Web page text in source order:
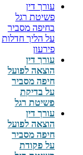
עורך דין
פשיטת רגל
בחיפה מסביר
על הליך חדלות
פירעון
עורך דין
הוצאה לפועל
חיפה מסביר
על בדיקת
פשיטת רגל
עורך דין
הוצאה לפועל
חיפה מסביר
על פקודת